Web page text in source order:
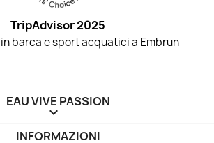
TripAdvisor 2025
in barca e sport acquatici a Embrun
EAU VIVE PASSION

INFORMAZIONI